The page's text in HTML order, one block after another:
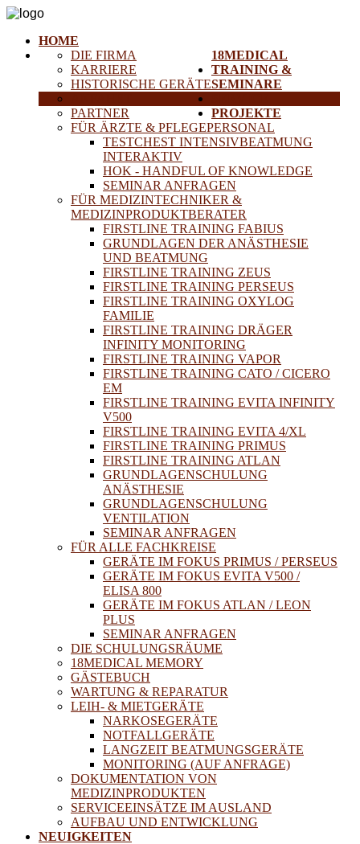
HOME
18MEDICAL
DIE FIRMA
KARRIERE
HISTORISCHE GERÄTE
PARTNER
TRAINING &
SEMINARE
FÜR ÄRZTE & PFLEGEPERSONAL
TESTCHEST INTENSIVBEATMUNG
INTERAKTIV
HOK - HANDFUL OF KNOWLEDGE
SEMINAR ANFRAGEN
FÜR MEDIZINTECHNIKER &
MEDIZINPRODUKTBERATER
FIRSTLINE TRAINING FABIUS
GRUNDLAGEN DER ANÄSTHESIE
UND BEATMUNG
FIRSTLINE TRAINING ZEUS
FIRSTLINE TRAINING PERSEUS
FIRSTLINE TRAINING OXYLOG
FAMILIE
FIRSTLINE TRAINING DRÄGER
INFINITY MONITORING
FIRSTLINE TRAINING VAPOR
FIRSTLINE TRAINING CATO / CICERO
EM
FIRSTLINE TRAINING EVITA INFINITY
V500
FIRSTLINE TRAINING EVITA 4/XL
FIRSTLINE TRAINING PRIMUS
FIRSTLINE TRAINING ATLAN
GRUNDLAGENSCHULUNG
ANÄSTHESIE
GRUNDLAGENSCHULUNG
VENTILATION
SEMINAR ANFRAGEN
FÜR ALLE FACHKREISE
GERÄTE IM FOKUS PRIMUS / PERSEUS
GERÄTE IM FOKUS EVITA V500 /
ELISA 800
GERÄTE IM FOKUS ATLAN / LEON
PLUS
SEMINAR ANFRAGEN
DIE SCHULUNGSRÄUME
18MEDICAL MEMORY
GÄSTEBUCH
WARTUNG & REPARATUR
LEIH- & MIETGERÄTE
NARKOSEGERÄTE
NOTFALLGERÄTE
LANGZEIT BEATMUNGSGERÄTE
MONITORING (AUF ANFRAGE)
DOKUMENTATION VON
MEDIZINPRODUKTEN
PROJEKTE
SERVICEEINSÄTZE IM AUSLAND
AUFBAU UND ENTWICKLUNG
NEUIGKEITEN